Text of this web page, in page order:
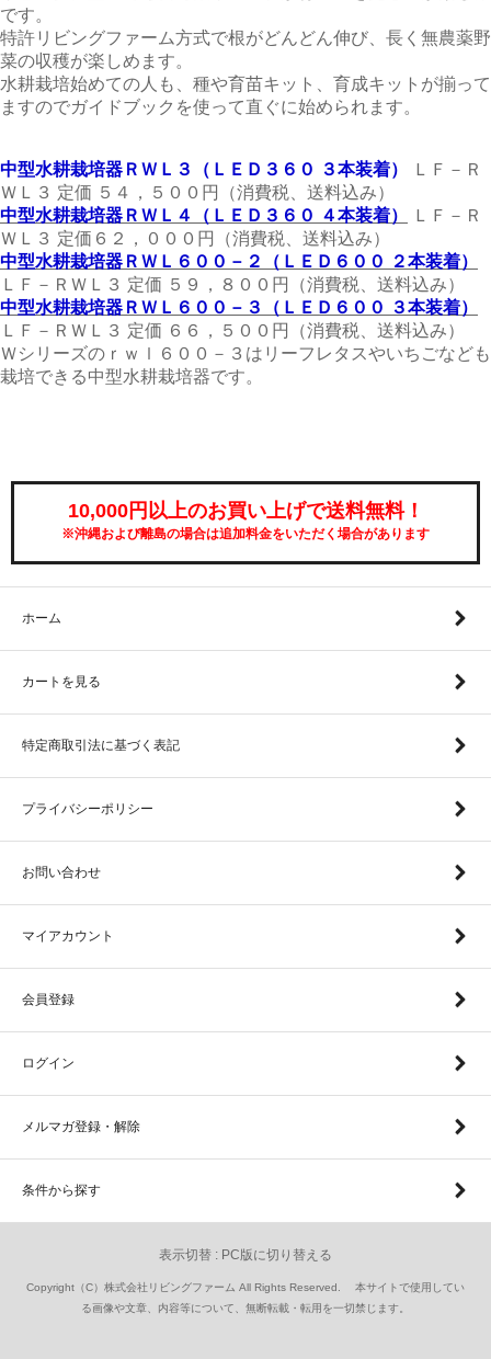
です。
特許リビングファーム方式で根がどんどん伸び、長く無農薬野
菜の収穫が楽しめます。
水耕栽培始めての人も、種や育苗キット、育成キットが揃って
ますのでガイドブックを使って直ぐに始められます。
中型水耕栽培器ＲＷＬ３（ＬＥＤ３６０ ３本装着）
ＬＦ－Ｒ
ＷＬ３ 定価 ５４，５００円（消費税、送料込み）
中型水耕栽培器ＲＷＬ４（ＬＥＤ３６０ ４本装着）
ＬＦ－Ｒ
ＷＬ３ 定価６２，０００円（消費税、送料込み）
中型水耕栽培器ＲＷＬ６００－２（ＬＥＤ６００ ２本装着）
ＬＦ－ＲＷＬ３ 定価 ５９，８００円（消費税、送料込み）
中型水耕栽培器ＲＷＬ６００－３（ＬＥＤ６００ ３本装着）
ＬＦ－ＲＷＬ３ 定価 ６６，５００円（消費税、送料込み）
Ｗシリーズのｒｗｌ６００－３はリーフレタスやいちごなども
栽培できる中型水耕栽培器です。
10,000円以上のお買い上げで送料無料！
※沖縄および離島の場合は追加料金をいただく場合があります
ホーム
カートを見る
特定商取引法に基づく表記
プライバシーポリシー
お問い合わせ
マイアカウント
会員登録
ログイン
メルマガ登録・解除
条件から探す
表示切替 : PC版に切り替える
Copyright（C）株式会社リビングファーム All Rights Reserved. 本サイトで使用してい
る画像や文章、内容等について、無断転載・転用を一切禁じます。